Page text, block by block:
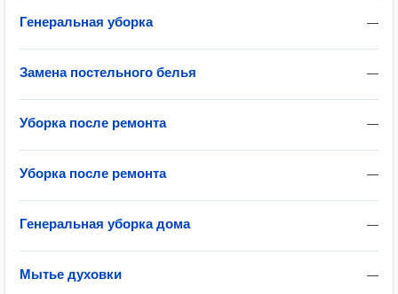
—
Генеральная уборка
—
Замена постельного белья
—
Уборка после ремонта
—
Уборка после ремонта
—
Генеральная уборка дома
—
Мытье духовки